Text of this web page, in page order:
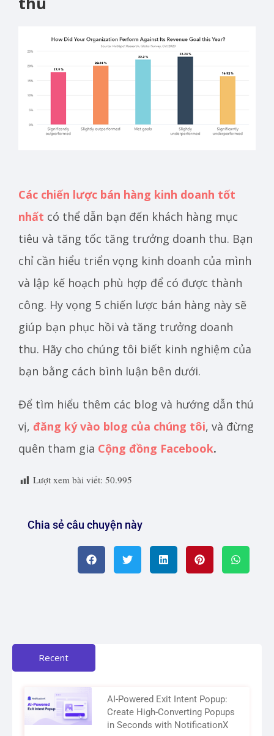
Các chiến lược bán hàng kinh doanh tốt
nhất có thể dẫn bạn đến khách hàng mục
tiêu và tăng tốc tăng trưởng doanh thu. Bạn
chỉ cần hiểu triển vọng kinh doanh của mình
và lập kế hoạch phù hợp để có được thành
công. Hy vọng 5 chiến lược bán hàng này sẽ
giúp bạn phục hồi và tăng trưởng doanh
thu. Hãy cho chúng tôi biết kinh nghiệm của
bạn bằng cách bình luận bên dưới.
Để tìm hiểu thêm các blog và hướng dẫn thú
vị, đăng ký vào blog của chúng tôi, và đừng
quên tham gia Cộng đồng Facebook.
Lượt xem bài viết: 50.995
Chia sẻ câu chuyện này
Recent
AI-Powered Exit Intent Popup:
Create High-Converting Popups
in Seconds with NotificationX